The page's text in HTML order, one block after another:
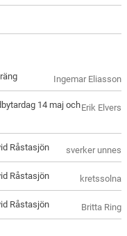
Ingemar Eliasson
Erik Elvers
14 maj och
sverker unnes
Råstasjön
kretssolna
Råstasjön
Britta Ring
Råstasjön